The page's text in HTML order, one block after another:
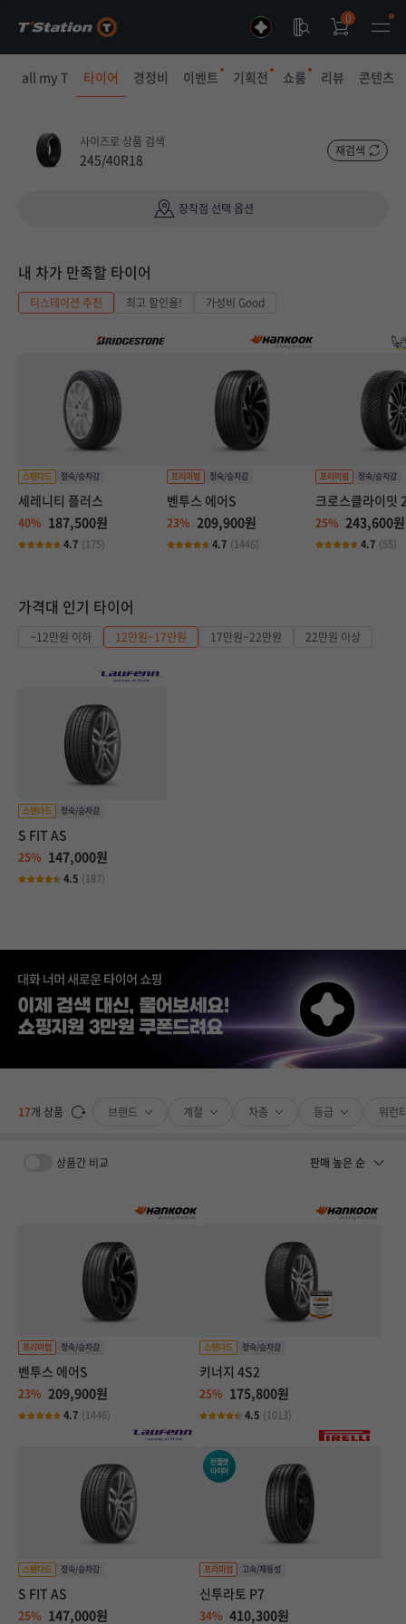
0
all my T 타이어 경정비 이벤트 기획전 쇼룸 리뷰 콘텐츠
사이즈로 상품 검색
245/40R18
재검색
장착점 선택 옵션
내 차가 만족할 타이어
티스테이션 추천 최고 할인율! 가성비 Good
세레니티 플러스
40% 187,500원
4.7 (175)
벤투스 에어S
23% 209,900원
4.7 (1446)
크로스클라이밋
25% 243,600원
4.7 (55)
가격대 인기 타이어
~12만원 이하 12만원~17만원 17만원~22만원 22만원 이상
S FIT AS
25% 147,000원
4.5 (187)
17개 상품 브랜드 계절 차종 등급 워런
상품간 비교
벤투스 에어S
23% 209,900원
4.7 (1446)
키너지 4S2
25% 175,800원
4.5 (1013)
S FIT AS
25% 147,000원
런플랫
타이어
신투라토 P7
34% 410,300원